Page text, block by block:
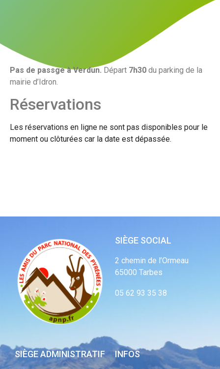
Pas de passge à Verdun. Départ 7h30 du parking de la
mairie d’Idron.
Réservations
Les réservations en ligne ne sont pas disponibles pour le
moment ou clôturées car la date est dépassée.
SIÈGE SOCIAL
2 chemin de l’Ormeau
65000 Tarbes
05 62 93 35 38
SIÈGE ADMINISTRATIF INFOS